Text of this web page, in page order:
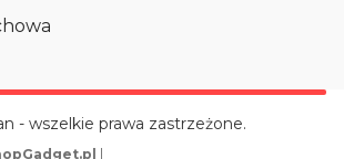
- wszelkie prawa zastrzeżone.
|